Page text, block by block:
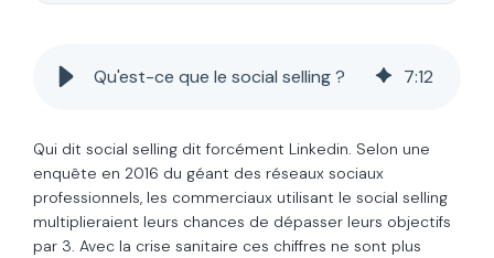
Qu'est-ce que le social selling ? 7:12
Qui dit social selling dit forcément Linkedin. Selon une
enquête en 2016 du géant des réseaux sociaux
professionnels, les commerciaux utilisant le social selling
multiplieraient leurs chances de dépasser leurs objectifs
par 3. Avec la crise sanitaire ces chiffres ne sont plus